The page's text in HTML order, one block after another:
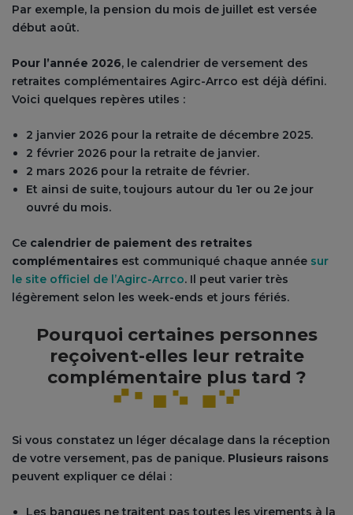
Par exemple, la pension du mois de juillet est versée
début août.
Pour l’année 2026, le calendrier de versement des
retraites complémentaires Agirc-Arrco est déjà défini.
Voici quelques repères utiles :
2 janvier 2026 pour la retraite de décembre 2025.
2 février 2026 pour la retraite de janvier.
2 mars 2026 pour la retraite de février.
Et ainsi de suite, toujours autour du 1er ou 2e jour
ouvré du mois.
Ce calendrier de paiement des retraites
complémentaires est communiqué chaque année sur
le site officiel de l’Agirc-Arrco. Il peut varier très
légèrement selon les week-ends et jours fériés.
Pourquoi certaines personnes
reçoivent-elles leur retraite
complémentaire plus tard ?
Si vous constatez un léger décalage dans la réception
de votre versement, pas de panique. Plusieurs raisons
peuvent expliquer ce délai :
Les banques ne traitent pas toutes les virements à la